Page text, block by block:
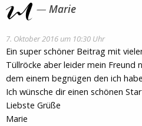
Marie
7. Oktober 2016 um 10:30 Uhr
Ein super schöner Beitrag mit
Tüllröcke aber leider mein Freund
dem einem begnügen den ich
Ich wünsche dir einen schönen
Liebste Grüße
Marie